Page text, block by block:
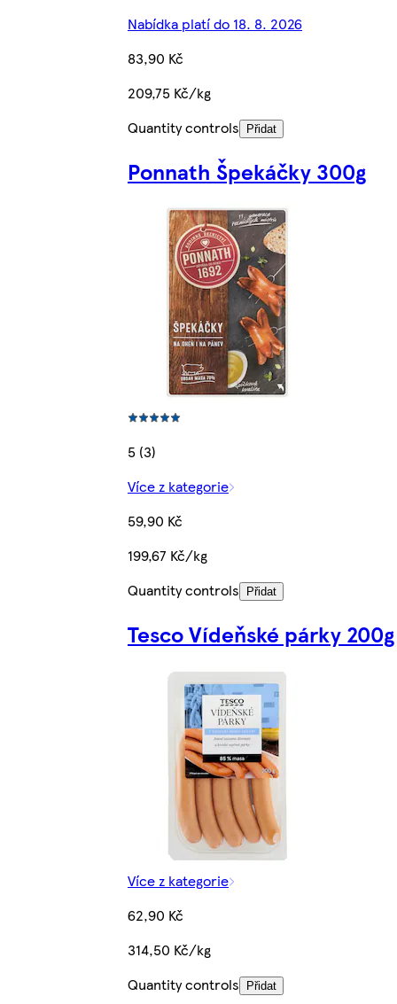
Nabídka platí do 18. 8. 2026
83,90 Kč
209,75 Kč/kg
Quantity controls
Přidat
Ponnath Špekáčky 300g
5 (3)
Více z kategorie
59,90 Kč
199,67 Kč/kg
Quantity controls
Přidat
Tesco Vídeňské párky 200g
Více z kategorie
62,90 Kč
314,50 Kč/kg
Quantity controls
Přidat